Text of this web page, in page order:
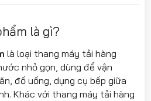
là gì?
là loại thang máy tải hàng
nhỏ gọn, dùng để vận
đồ uống, dụng cụ bếp giữa
Khác với thang máy tải hàng